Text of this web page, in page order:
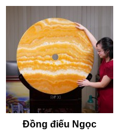
Để quả cầu thạch anh đen
Lau chùi định kỳ bằng
đá.
Tránh để quả cầu va
Tránh đặt quả cầu ở nơi
đến cấu trúc và màu sắc
Không nên để quả cầu
nhiên của thạch anh.
Đồng điếu Ngọc